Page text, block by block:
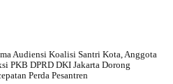
Audiensi Koalisi Santri Kota, Anggota
PKB DPRD DKI Jakarta Dorong
Perda Pesantren